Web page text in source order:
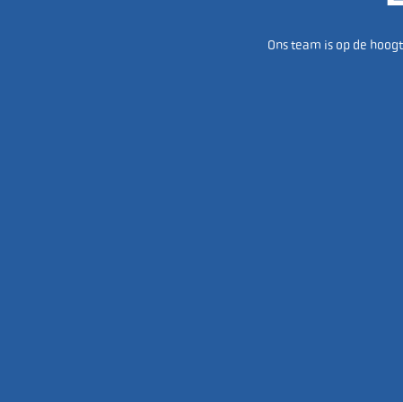
Ons team is op de